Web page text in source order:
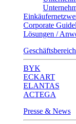
Corporate
Lösungen /
BYK
ECKART
ELANTAS
ACTEGA
Presse & News